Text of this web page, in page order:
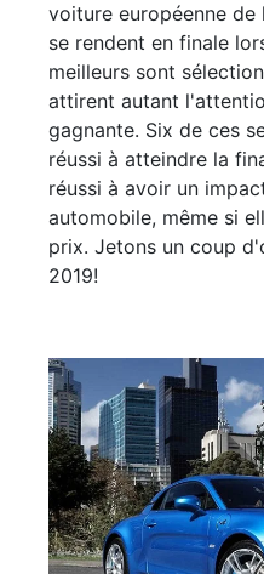
voiture européenne de
se rendent en finale
meilleurs sont
attirent autant
gagnante. Six de ces
réussi à atteindre la
réussi à avoir un
automobile, même si
prix. Jetons un coup
2019!